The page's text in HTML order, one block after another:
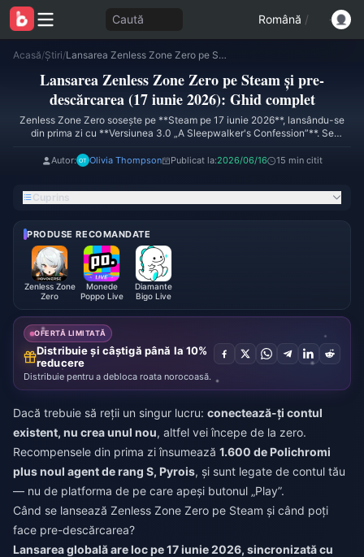
Caută Română /
Acasă/Știri/ Lansarea Zenless Zone Zero pe Steam și pre-descărcarea (17 iunie 2026): Ghid complet
Lansarea Zenless Zone Zero pe Steam și pre-
descărcarea (17 iunie 2026): Ghid complet
Zenless Zone Zero sosește pe **Steam pe 17 iunie 2026**, lansându-se
din prima zi cu **Versiunea 3.0 „A Sleepwalker's Confession”**. Se
înainte** — fereastra pe care HoYoverse a folosit-o constant pentru
din progres** conectându-se cu același cont HoYoverse. Steam este un
Autor: Olivia Thompson Publicat la:2026/06/16 15 min citit
Cuprins
PRODUSE RECOMANDATE
Zenless Zone
Zero
Monede
Poppo Live
Diamante
Bigo Live
OFERTĂ LIMITATĂ
Distribuie și câștigă până la 10%
reducere
Distribuie pentru a debloca roata norocoasă.
Dacă trebuie să reții un singur lucru: conectează-ți contul
existent, nu crea unul nou, altfel vei începe de la zero.
Recompensele din prima zi însumează 1.600 de Polichromi
plus noul agent de rang S, Pyrois, și sunt legate de contul tău
— nu de platforma de pe care apeși butonul „Play”.
Când se lansează Zenless Zone Zero pe Steam și când poți
face pre-descărcarea?
Lansarea globală are loc pe 17 iunie 2026, sincronizată cu